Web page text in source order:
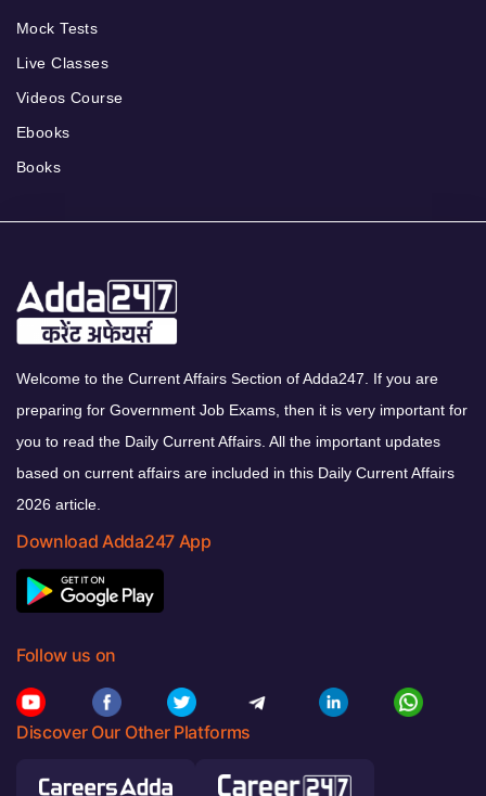
Mock Tests
Live Classes
Videos Course
Ebooks
Books
Welcome to the Current Affairs Section of Adda247. If you are
preparing for Government Job Exams, then it is very important for
you to read the Daily Current Affairs. All the important updates
based on current affairs are included in this Daily Current Affairs
2026 article.
Download Adda247 App
Follow us on
Discover Our Other Platforms